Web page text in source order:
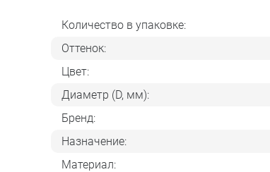
Количество в упаковке:
Оттенок:
Цвет:
Диаметр (D, мм):
Бренд:
Назначение:
Материал: